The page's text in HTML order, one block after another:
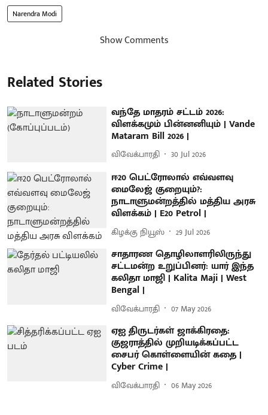
Narendra Modi
Show Comments
Related Stories
வந்தே மாதரம் சட்டம் 2026:
விளக்கமும் பின்னனியும் | Vande
Mataram Bill 2026 |
விவேக்பாரதி 30 Jul 2026
ஈ20 பெட்ரோலால் எவ்வளவு
மைலேஜ் குறையும்?:
நாடாளுமன்றத்தில் மத்திய அரசு
விளக்கம் | E20 Petrol |
கிழக்கு நியூஸ் 29 Jul 2026
சாதாரண தொழிலாளரிலிருந்து
சட்டமன்ற உறுப்பினர்: யார் இந்த
கலிதா மாஜி | Kalita Maji | West
Bengal |
விவேக்பாரதி 07 May 2026
ஏஐ திருடர்கள் ஜாக்கிரதை:
குஜராத்தில் முறியடிக்கப்பட்ட
சைபர் கொள்ளையின் கதை |
Cyber Crime |
விவேக்பாரதி 06 May 2026